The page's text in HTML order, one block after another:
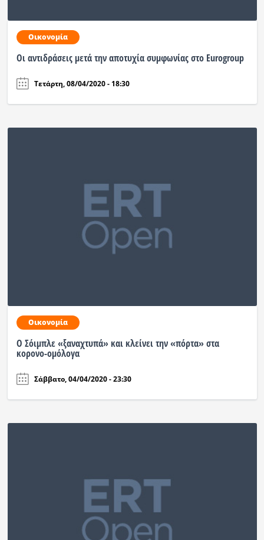
Οικονομία
Οι αντιδράσεις μετά την αποτυχία συμφωνίας στο Eurogroup
Τετάρτη, 08/04/2020 - 18:30
Οικονομία
Ο Σόιμπλε «ξαναχτυπά» και κλείνει την «πόρτα» στα
κορονο-ομόλογα
Σάββατο, 04/04/2020 - 23:30